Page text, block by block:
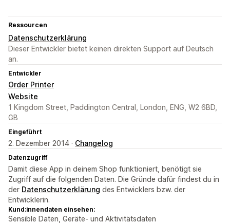
Ressourcen
Datenschutzerklärung
Dieser Entwickler bietet keinen direkten Support auf Deutsch
an.
Entwickler
Order Printer
Website
1 Kingdom Street, Paddington Central, London, ENG, W2 6BD,
GB
Eingeführt
2. Dezember 2014 · Changelog
Datenzugriff
Damit diese App in deinem Shop funktioniert, benötigt sie
Zugriff auf die folgenden Daten. Die Gründe dafür findest du in
der Datenschutzerklärung des Entwicklers bzw. der
Entwicklerin.
Kund:innendaten einsehen:
Sensible Daten, Geräte- und Aktivitätsdaten